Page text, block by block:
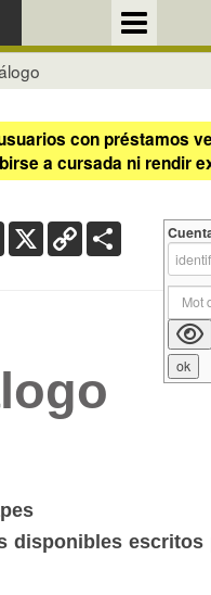
con préstamos
a cursada ni rendir
LinkedIn
X Copy
Link
disponibles escritos